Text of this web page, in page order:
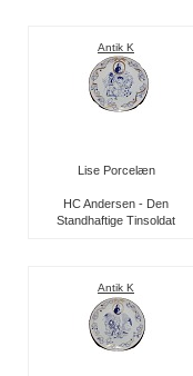
Antik K
Lise Porcelæn
HC Andersen - Den
Standhaftige Tinsoldat
Antik K